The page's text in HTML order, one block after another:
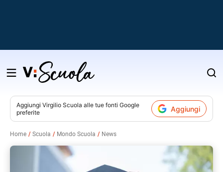
Salta
contenuto
Aggiungi Virgilio Scuola alle tue fonti Google
preferite
Aggiungi
Home Scuola Mondo Scuola News